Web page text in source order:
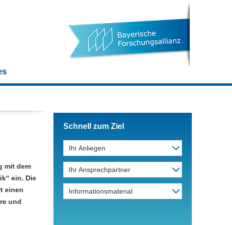
mit dem
ein. Die
einen
und
Schnell zum Ziel
Ihr Anliegen
Ihr Ansprechpartner
Informationsmaterial